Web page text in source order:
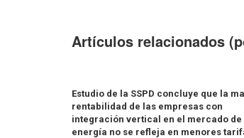
Artículos relacionados
Estudio de la SSPD concluye que la
rentabilidad de las empresas con
integración vertical en el mercado de
energía no se refleja en menores